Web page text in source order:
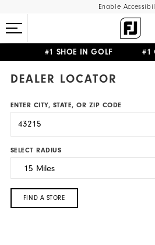
Enable
#1 SHOE IN GOLF #1
DEALER LOCATOR
ENTER CITY, STATE, OR ZIP CODE
SELECT RADIUS
FIND A STORE